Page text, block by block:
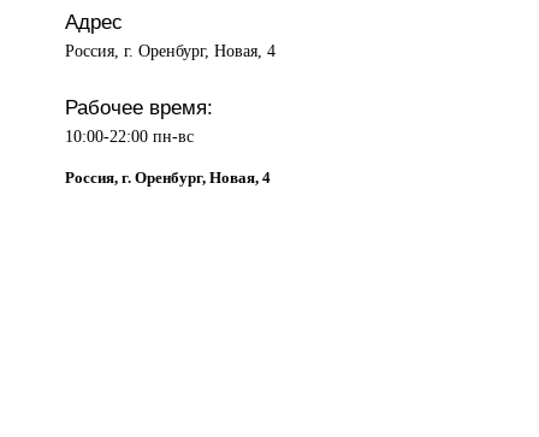
Адрес
Россия, г. Оренбург, Новая, 4
Рабочее время:
10:00-22:00 пн-вс
Россия, г. Оренбург, Новая, 4